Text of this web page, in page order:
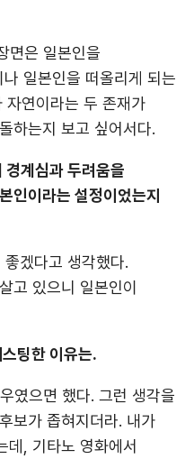
면은 일본인을
일본인을 떠올리게 되는
자연이라는 두 존재가
하는지 보고 싶어서다.
경계심과 두려움을
인이라는 설정이었는지
겠다고 생각했다.
고 있으니 일본인이
팅한 이유는.
였으면 했다. 그런 생각을
보가 좁혀지더라. 내가
데, 기타노 영화에서